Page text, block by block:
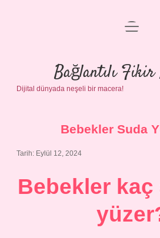
Anasayfa
Gizlilik
Yasal Uyarı
menüyü
Bağlantılı Fikir
Dijital dünyada neşeli bir macera!
Bebekler Suda
Tarih: Eylül 12, 2024
Bebekler kaç